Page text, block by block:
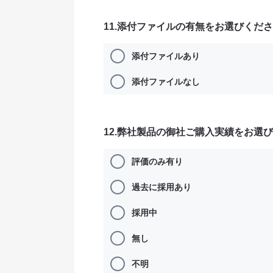
11.添付ファイルの有無をお選びくだ
添付ファイルあり
添付ファイルなし
12.弊社製品の御社ご購入実績をお選
評価のみ有り
過去に採用あり
採用中
無し
不明